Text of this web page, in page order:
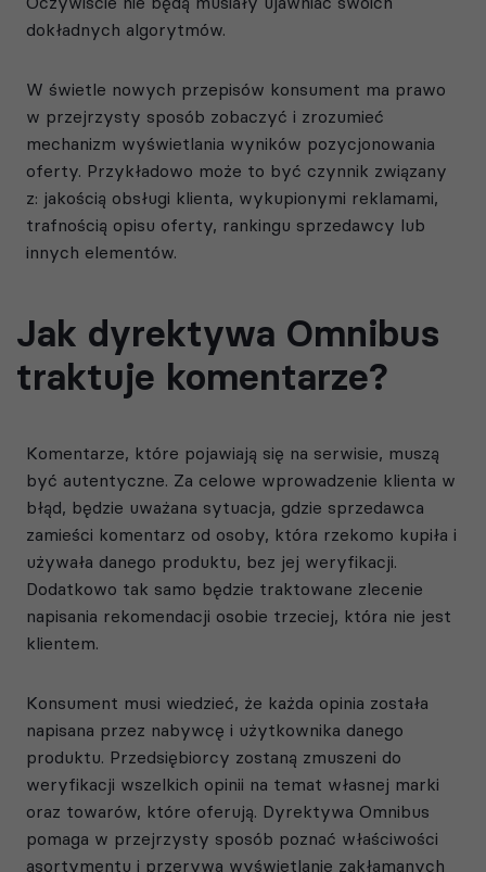
dokładnych algorytmów.
W świetle nowych przepisów konsument ma prawo
w przejrzysty sposób zobaczyć i zrozumieć
mechanizm wyświetlania wyników pozycjonowania
oferty. Przykładowo może to być czynnik związany
z: jakością obsługi klienta, wykupionymi reklamami,
trafnością opisu oferty, rankingu sprzedawcy lub
innych elementów.
Jak dyrektywa Omnibus
traktuje komentarze?
Komentarze, które pojawiają się na serwisie, muszą
być autentyczne. Za celowe wprowadzenie klienta w
błąd, będzie uważana sytuacja, gdzie sprzedawca
zamieści komentarz od osoby, która rzekomo kupiła i
używała danego produktu, bez jej weryfikacji.
Dodatkowo tak samo będzie traktowane zlecenie
napisania rekomendacji osobie trzeciej, która nie jest
klientem.
Konsument musi wiedzieć, że każda opinia została
napisana przez nabywcę i użytkownika danego
produktu. Przedsiębiorcy zostaną zmuszeni do
weryfikacji wszelkich opinii na temat własnej marki
oraz towarów, które oferują. Dyrektywa Omnibus
pomaga w przejrzysty sposób poznać właściwości
asortymentu i przerywa wyświetlanie zakłamanych